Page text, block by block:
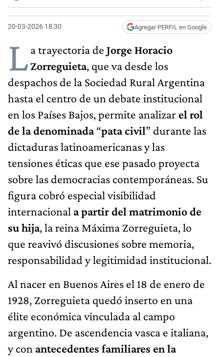
20-03-2026 18:30 Agregar PERFIL en Google
La trayectoria de Jorge Horacio
Zorreguieta, que va desde los
despachos de la Sociedad Rural Argentina
hasta el centro de un debate institucional
en los Países Bajos, permite analizar el rol
de la denominada“pata civil” durante las
dictaduras latinoamericanas y las
tensiones éticas que ese pasado proyecta
sobre las democracias contemporáneas. Su
figura cobró especial visibilidad
internacional a partir del matrimonio de
su hija, la reina Máxima Zorreguieta, lo
que reavivó discusiones sobre memoria,
responsabilidad y legitimidad institucional.
Al nacer en Buenos Aires el 18 de enero de
1928, Zorreguieta quedó inserto en una
élite económica vinculada al campo
argentino. De ascendencia vasca e italiana,
y con antecedentes familiares en la